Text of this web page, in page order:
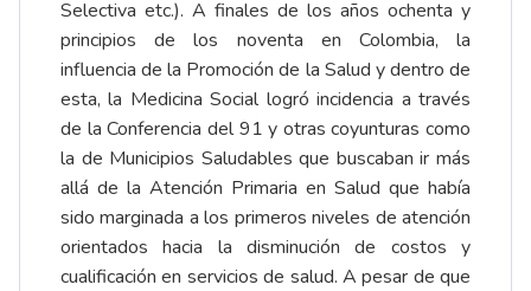
Selectiva etc.). A finales de los años ochenta y
principios de los noventa en Colombia, la
influencia de la Promoción de la Salud y dentro de
esta, la Medicina Social logró incidencia a través
de la Conferencia del 91 y otras coyunturas como
la de Municipios Saludables que buscaban ir más
allá de la Atención Primaria en Salud que había
sido marginada a los primeros niveles de atención
orientados hacia la disminución de costos y
cualificación en servicios de salud. A pesar de que